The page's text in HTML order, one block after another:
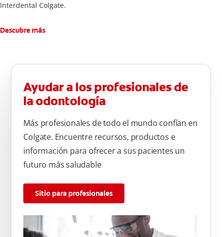
Interdental Colgate.
Descubre más
Ayudar a los profesionales de
la odontología
Más profesionales de todo el mundo confían en
Colgate. Encuentre recursos, productos e
información para ofrecer a sus pacientes un
futuro más saludable
Sitio para profesionales